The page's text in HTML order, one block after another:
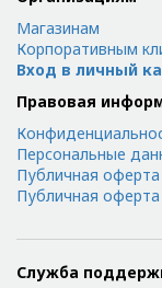
Магазинам
Корпоративным
Вход в личный
Правовая
Персональные
Публичная оферта
Публичная
Служба